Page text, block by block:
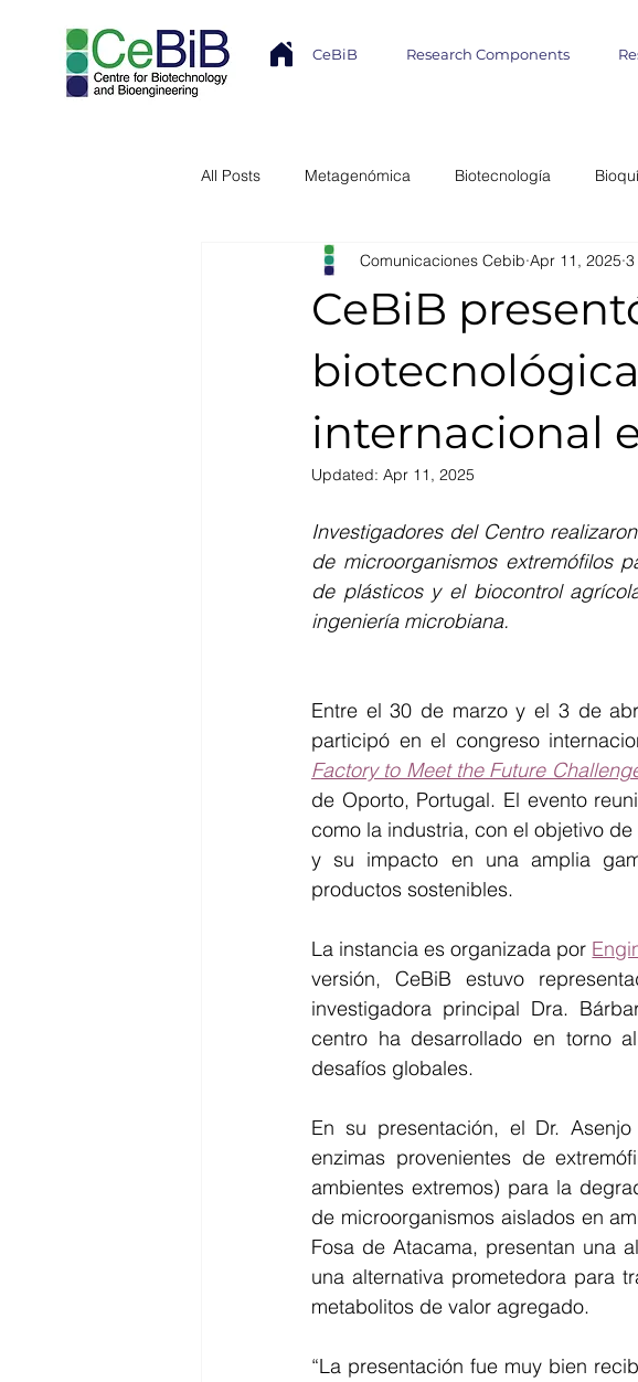
CeBiB Research Components
All Posts Metagenómica Biotecnología
Transferencia Tecnológica Start up
Núcleo Milenio MASH Modelamiento Matemático
Colaboración Internacional Inteligencia Artificial
Seminario Equidad de género Equidad de
Inercambio internacional
CeBiB
internacional
Comunicaciones Cebib Apr 11, 2025 3
Updated: Apr 11, 2025
Investigadores del Centro
de microorganismos extremófilos
de plásticos y el biocontrol
ingeniería microbiana.
Entre el 30 de marzo y el 3 de
participó en el congreso
Factory to Meet the Future
de Oporto, Portugal. El evento
como la industria, con el objetivo
y su impacto en una amplia
productos sostenibles.
La instancia es organizada por
versión, CeBiB estuvo
investigadora principal Dra.
centro ha desarrollado en torno
desafíos globales.
En su presentación, el Dr.
enzimas provenientes de
ambientes extremos) para la
de microorganismos aislados en
Fosa de Atacama, presentan una
una alternativa prometedora para
metabolitos de valor agregado.
“La presentación fue muy bien